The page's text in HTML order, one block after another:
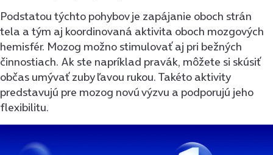
Podstatou týchto pohybov je zapájanie oboch strán
tela a tým aj koordinovaná aktivita oboch mozgových
hemisfér. Mozog možno stimulovať aj pri bežných
činnostiach. Ak ste napríklad pravák, môžete si skúsiť
občas umývať zuby ľavou rukou. Takéto aktivity
predstavujú pre mozog novú výzvu a podporujú jeho
flexibilitu.